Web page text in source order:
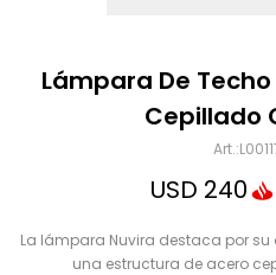
Lámpara De
Cepillado
USD 240
La lámpara Nuvira destaca por
una estructura de acero